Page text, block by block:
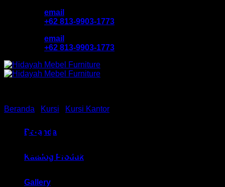
email
+62 813-9903-1773
email
+62 813-9903-1773
Beranda
Katalog Produk
Gallery
Beranda Kursi Kursi Kantor
Kursi Direktur Chair HM EC
20 Bandung